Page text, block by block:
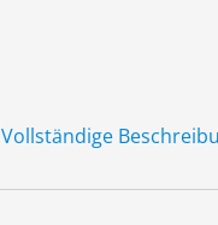
Vollständige